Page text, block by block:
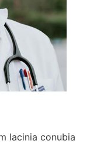
lacinia conubia